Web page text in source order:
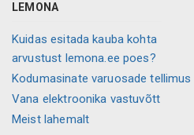
LEMONA
Kuidas esitada kauba kohta
arvustust lemona.ee poes?
Kodumasinate varuosade tellimus
Vana elektroonika vastuvõtt
Meist lahemalt